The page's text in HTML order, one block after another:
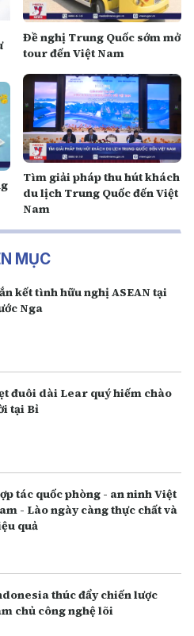
Đề nghị Trung Quốc sớm mở
tour đến Việt Nam
Tìm giải pháp thu hút khách
du lịch Trung Quốc đến Việt
Nam
MỤC
kết tình hữu nghị ASEAN tại
Nga
đuôi dài Lear quý hiếm chào
tại Bỉ
tác quốc phòng - an ninh Việt
- Lào ngày càng thực chất và
quả
thúc đẩy chiến lược
chủ công nghệ lõi